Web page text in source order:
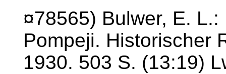
¤78565) Bulwer, E.
Pompeji. Historischer
1930. 503 S. (13:19)